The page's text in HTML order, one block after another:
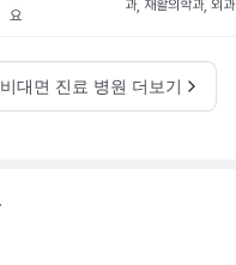
요
과, 재활의학과, 외과
대면 진료 병원 더보기